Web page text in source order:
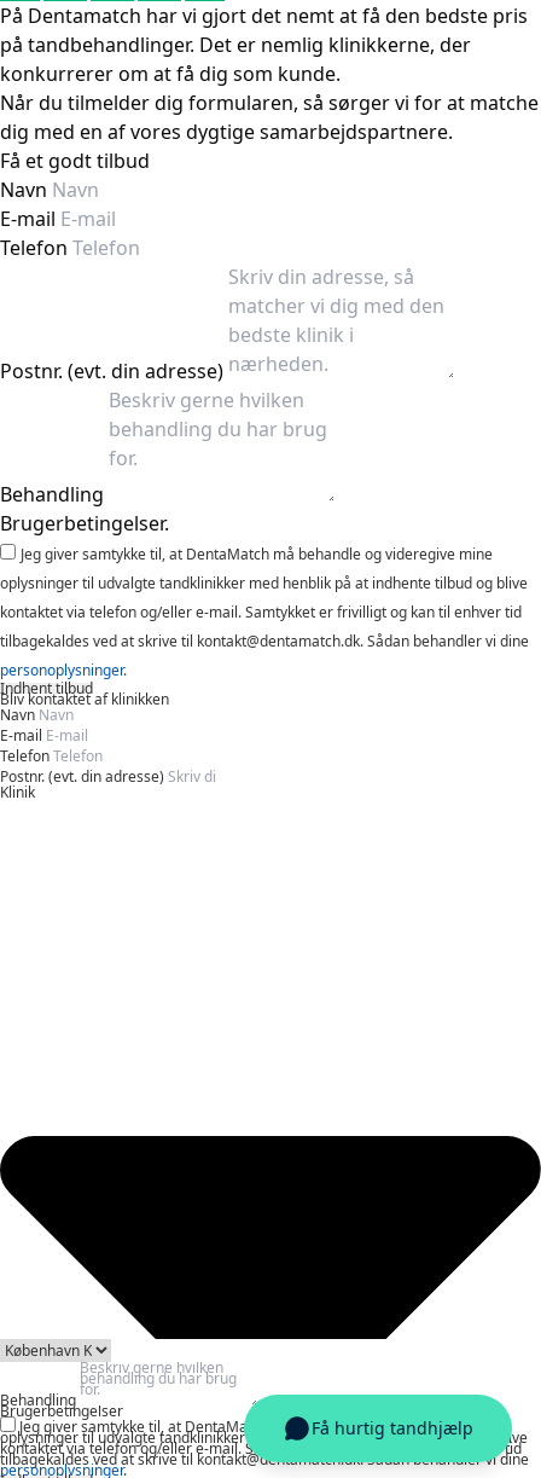
På Dentamatch har vi gjort det nemt at få den bedste pris
på tandbehandlinger. Det er nemlig klinikkerne, der
konkurrerer om at få dig som kunde.
Når du tilmelder dig formularen, så sørger vi for at matche
dig med en af vores dygtige samarbejdspartnere.
Få et godt tilbud
Navn
E-mail
Telefon
Postnr. (evt. din adresse)
Behandling
Brugerbetingelser.
Jeg giver samtykke til, at DentaMatch må behandle og videregive mine
oplysninger til udvalgte tandklinikker med henblik på at indhente tilbud og blive
kontaktet via telefon og/eller e-mail. Samtykket er frivilligt og kan til enhver tid
tilbagekaldes ved at skrive til kontakt@dentamatch.dk. Sådan behandler vi dine
personoplysninger.
Indhent tilbud
Bliv kontaktet af klinikken
Navn
E-mail
Telefon
Postnr. (evt. din adresse)
Klinik
Behandling
Brugerbetingelser
Jeg giver samtykke til, at DentaMatch må behandle og videregive mine
oplysninger til udvalgte tandklinikker med henblik på at indhente tilbud og blive
kontaktet via telefon og/eller e-mail. Samtykket er frivilligt og kan til enhver tid
tilbagekaldes ved at skrive til kontakt@dentamatch.dk. Sådan behandler vi dine
personoplysninger.